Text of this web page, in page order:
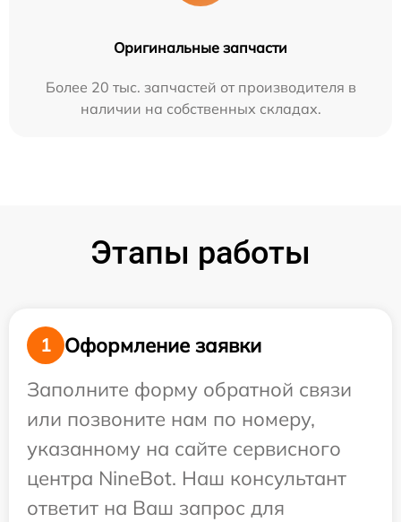
Оригинальные запчасти
Более 20 тыс. запчастей от производителя в
наличии на собственных складах.
Этапы работы
1
Оформление заявки
Заполните форму обратной связи
или позвоните нам по номеру,
указанному на сайте сервисного
центра NineBot. Наш консультант
ответит на Ваш запрос для